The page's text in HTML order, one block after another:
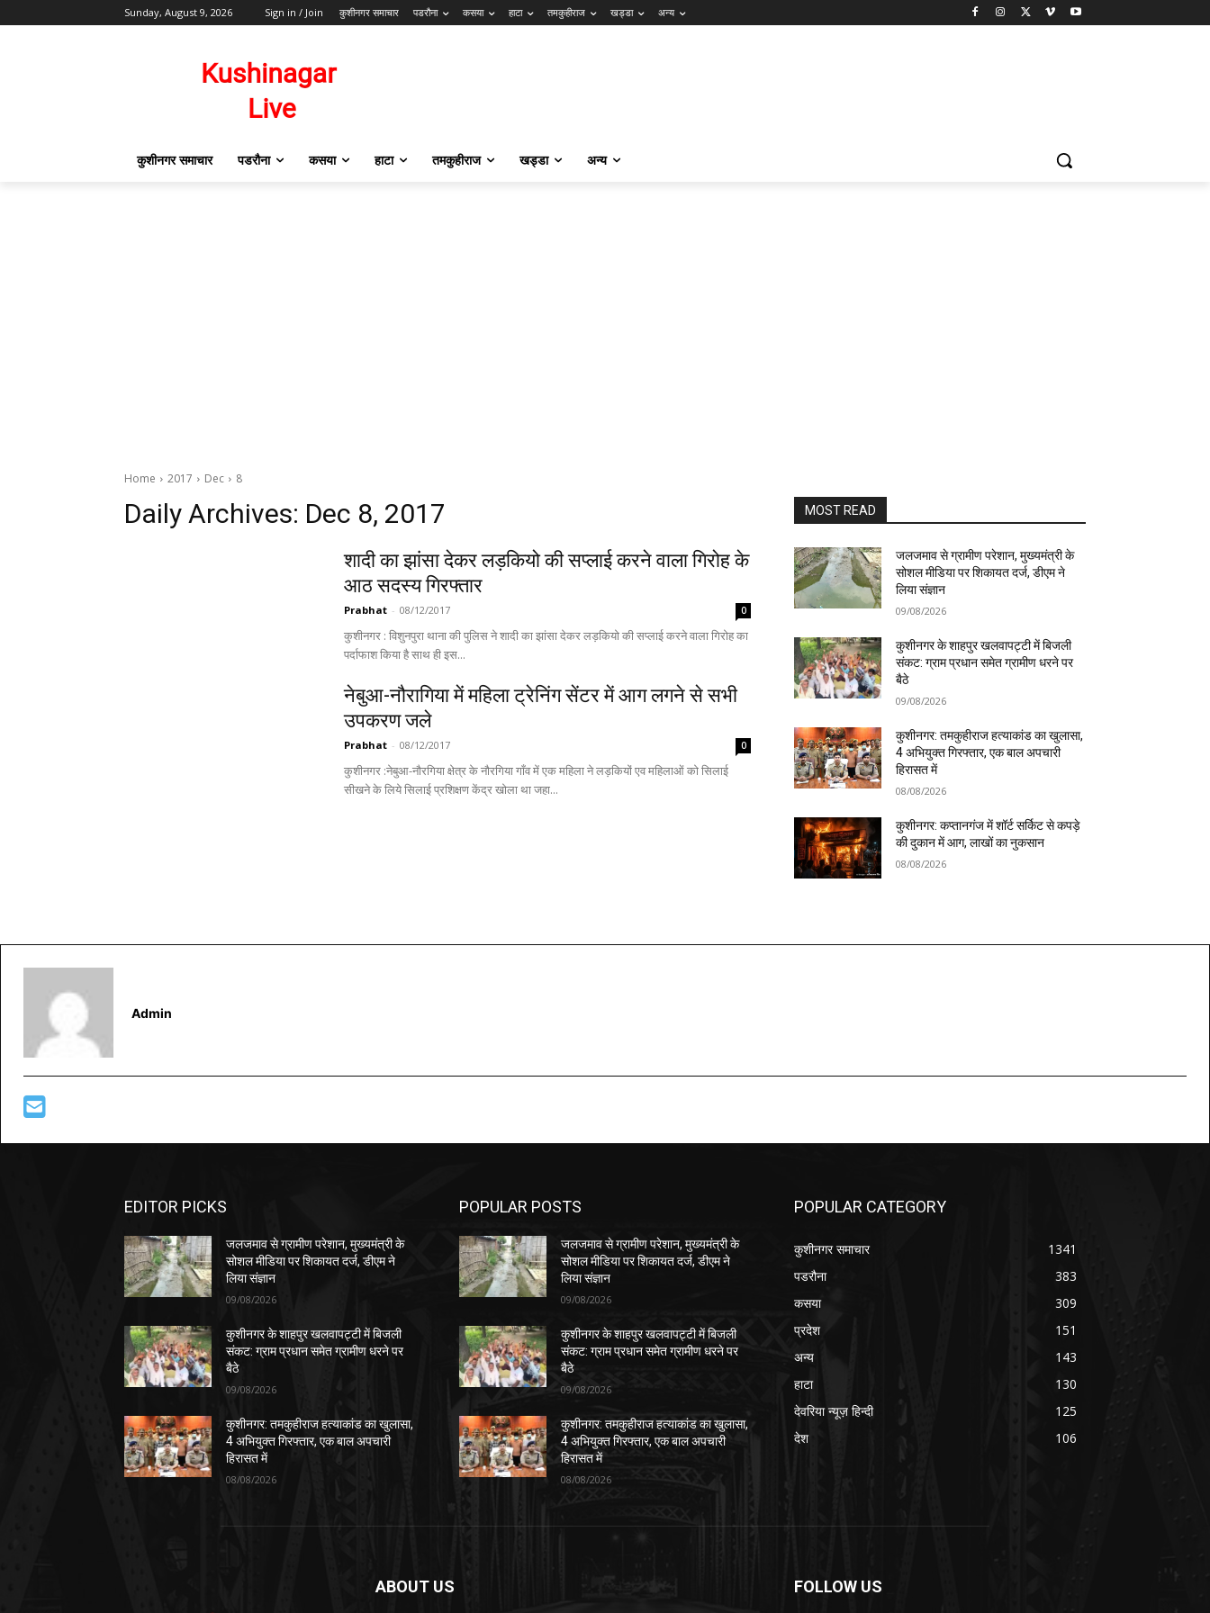
Sunday, August 9, 2026 Sign in / Join कुशीनगर समाचार पडरौना कसया हाटा तमकुहीराज खड्डा अन्य
कुशीनगर समाचार पडरौना कसया हाटा तमकुहीराज खड्डा अन्य
Home 2017 Dec 8
Daily Archives: Dec 8, 2017
शादी का झांसा देकर लड़कियो की सप्लाई करने वाला गिरोह के
आठ सदस्य गिरफ्तार
Prabhat - 08/12/2017 0
कुशीनगर : विशुनपुरा थाना की पुलिस ने शादी का झांसा देकर लड़कियो की सप्लाई करने वाला गिरोह का
पर्दाफाश किया है साथ ही इस...
नेबुआ-नौरागिया में महिला ट्रेनिंग सेंटर में आग लगने से सभी
उपकरण जले
Prabhat - 08/12/2017 0
कुशीनगर :नेबुआ-नौरगिया क्षेत्र के नौरगिया गाँव में एक महिला ने लड़कियों एव महिलाओं को सिलाई
सीखने के लिये सिलाई प्रशिक्षण केंद्र खोला था जहा...
MOST READ
जलजमाव से ग्रामीण परेशान, मुख्यमंत्री के
सोशल मीडिया पर शिकायत दर्ज, डीएम ने
लिया संज्ञान
09/08/2026
कुशीनगर के शाहपुर खलवापट्टी में बिजली
संकट: ग्राम प्रधान समेत ग्रामीण धरने पर
बैठे
09/08/2026
कुशीनगर: तमकुहीराज हत्याकांड का खुलासा,
4 अभियुक्त गिरफ्तार, एक बाल अपचारी
हिरासत में
08/08/2026
कुशीनगर: कप्तानगंज में शॉर्ट सर्किट से कपड़े
की दुकान में आग, लाखों का नुकसान
08/08/2026
Admin
EDITOR PICKS
जलजमाव से ग्रामीण परेशान, मुख्यमंत्री के
सोशल मीडिया पर शिकायत दर्ज, डीएम ने
लिया संज्ञान
09/08/2026
कुशीनगर के शाहपुर खलवापट्टी में बिजली
संकट: ग्राम प्रधान समेत ग्रामीण धरने पर
बैठे
09/08/2026
कुशीनगर: तमकुहीराज हत्याकांड का खुलासा,
4 अभियुक्त गिरफ्तार, एक बाल अपचारी
हिरासत में
08/08/2026
POPULAR POSTS
जलजमाव से ग्रामीण परेशान, मुख्यमंत्री के
सोशल मीडिया पर शिकायत दर्ज, डीएम ने
लिया संज्ञान
09/08/2026
कुशीनगर के शाहपुर खलवापट्टी में बिजली
संकट: ग्राम प्रधान समेत ग्रामीण धरने पर
बैठे
09/08/2026
कुशीनगर: तमकुहीराज हत्याकांड का खुलासा,
4 अभियुक्त गिरफ्तार, एक बाल अपचारी
हिरासत में
08/08/2026
POPULAR CATEGORY
कुशीनगर समाचार
1341
पडरौना
383
कसया
309
प्रदेश
151
अन्य
143
हाटा
130
देवरिया न्यूज़ हिन्दी
125
देश
106
ABOUT US FOLLOW US